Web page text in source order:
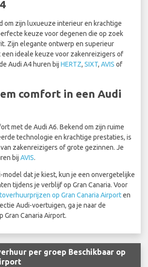
om zijn luxueuze interieur en krachtige
keuze voor degenen die op zoek
Zijn elegante ontwerp en superieur
ideale keuze voor zakenreizigers of
Audi A4 huren bij HERTZ, SIXT, AVIS of
comfort in een Audi
met de Audi A6. Bekend om zijn ruime
technologie en krachtige prestaties, is
zakenreizigers of grote gezinnen. Je
bij AVIS.
dat je kiest, kun je een onvergetelijke
tijdens je verblijf op Gran Canaria. Voor
op Gran Canaria Airporten
Audi-voertuigen, ga je naar de
Gran Canaria Airport.
per groep Beschikbaar op